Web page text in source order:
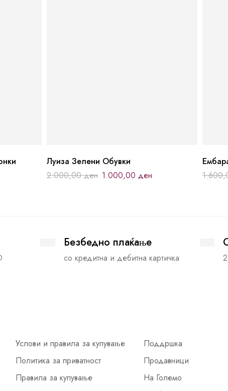
Луиза Зелени Обувки
2.000,00ден 1.000,00 ден
Безбедно плаќање
со кредитна и дебитна картичка
Услови и правила за купување
Политика за приватност
Правила за купување
Поддршка
Продавници
На Големо